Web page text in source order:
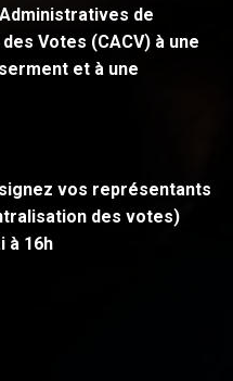
de
Votes (CACV) à une
et à une
vos représentants
des votes)
à 16h